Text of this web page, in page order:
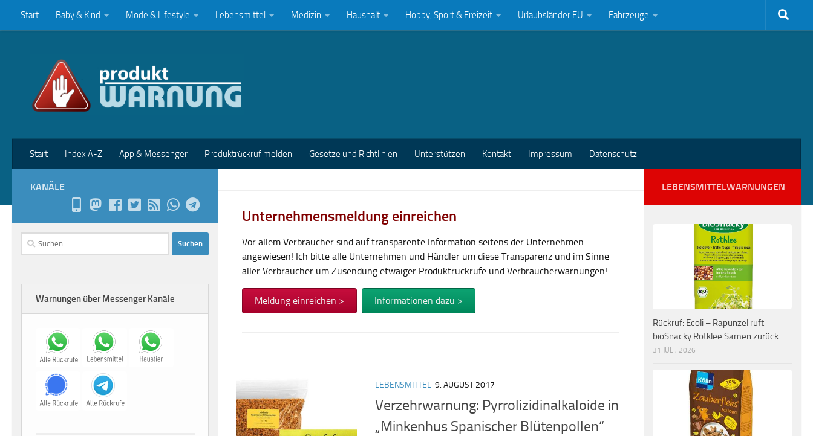
Zum Inhalt springen
Start Baby & Kind Mode & Lifestyle Lebensmittel Medizin Haushalt Hobby, Sport & Freizeit Urlaubsländer EU Fahrzeuge
Start Index A-Z App & Messenger Produktrückruf melden Gesetze und Richtlinien Unterstützen Kontakt Impressum Datenschutz
Unternehmensmeldung einreichen
Vor allem Verbraucher sind auf transparente Information seitens der Unternehmen
angewiesen! Ich bitte alle Unternehmen und Händler um diese Transparenz und im Sinne
aller Verbraucher um Zusendung etwaiger Produktrückrufe und Verbraucherwarnungen!
Meldung einreichen > Informationen dazu >
LEBENSMITTEL 9. AUGUST 2017
Verzehrwarnung: Pyrrolizidinalkaloide in
„Minkenhus Spanischer Blütenpollen“
KANÄLE
Suchen
nach:
Warnungen über Messenger Kanäle
LEBENSMITTELWARNUNGEN
Rückruf: Ecoli – Rapunzel ruft
bioSnacky Rotklee Samen zurück
31 JULI, 2026